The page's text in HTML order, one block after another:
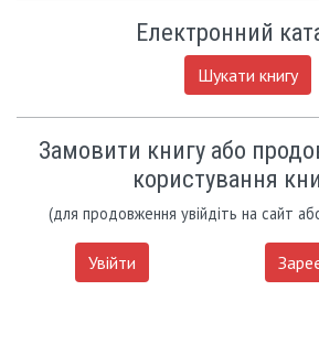
Електронний
Шукати книгу
Замовити книгу або
користування
(для продовження увійдіть на сайт
Увійти